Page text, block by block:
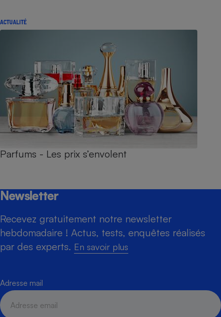
ACTUALITÉ
Parfums - Les prix s’envolent
Newsletter
Recevez gratuitement notre newsletter
hebdomadaire ! Actus, tests, enquêtes réalisés
par des experts. En savoir plus
Adresse mail